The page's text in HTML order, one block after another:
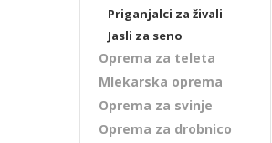
Priganjalci za živali
Jasli za seno
Oprema za teleta
Mlekarska oprema
Oprema za svinje
Oprema za drobnico